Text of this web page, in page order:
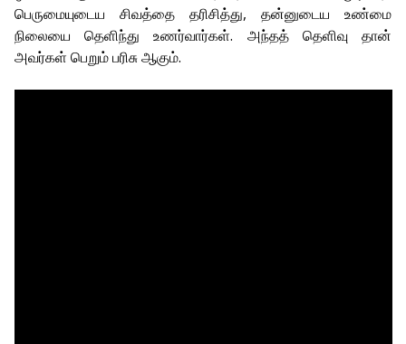
பெருமையுடைய சிவத்தை தரிசித்து, தன்னுடைய உண்மை
நிலையை தெளிந்து உணர்வார்கள். அந்தத் தெளிவு தான்
அவர்கள் பெறும் பரிசு ஆகும்.